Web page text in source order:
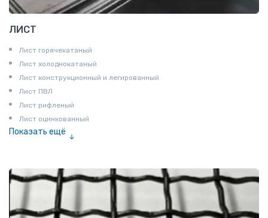
ЛИСТ
Лист горячекатаный
Лист холоднокатаный
Лист конструкционный и легированный
Лист ПВЛ
Лист рифленый
Лист оцинкованный
Показать ещё